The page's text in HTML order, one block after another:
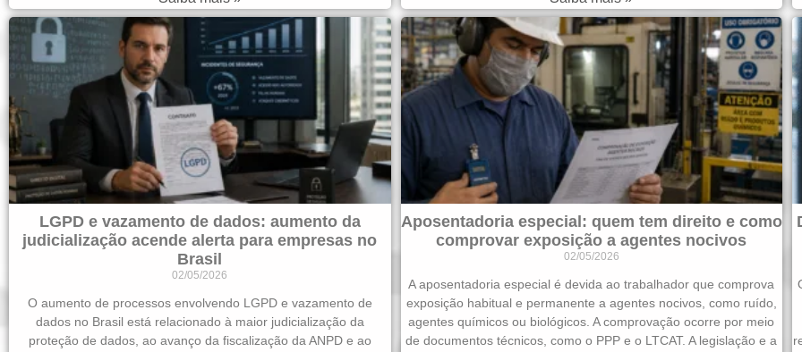
LGPD e vazamento de dados: aumento da
judicialização acende alerta para empresas no
Brasil
02/05/2026
O aumento de processos envolvendo LGPD e vazamento de
dados no Brasil está relacionado à maior judicialização da
proteção de dados, ao avanço da fiscalização da ANPD e ao
Aposentadoria especial: quem tem direito e como
comprovar exposição a agentes nocivos
02/05/2026
A aposentadoria especial é devida ao trabalhador que comprova
exposição habitual e permanente a agentes nocivos, como ruído,
agentes químicos ou biológicos. A comprovação ocorre por meio
de documentos técnicos, como o PPP e o LTCAT. A legislação e a